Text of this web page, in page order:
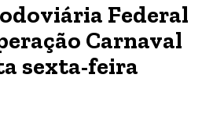
Federal
Carnaval
sexta-feira